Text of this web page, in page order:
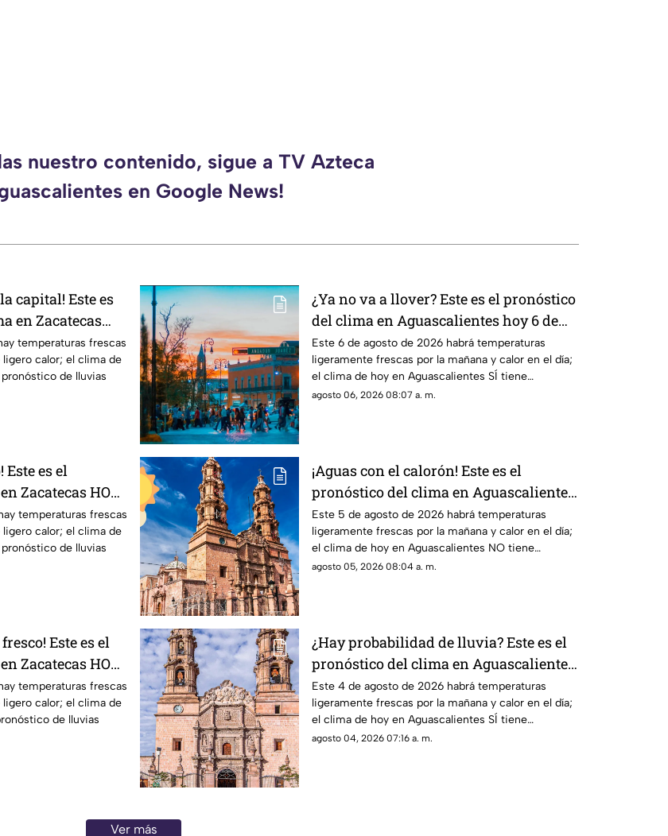
nuestro contenido, sigue a TV Azteca
en Google News!
capital! Este es
en Zacatecas
temperaturas frescas
ligero calor; el clima de
de lluvias
¿Ya no va a llover? Este es el pronóstico
del clima en Aguascalientes hoy 6 de
agosto
Este 6 de agosto de 2026 habrá temperaturas
ligeramente frescas por la mañana y calor en el día;
el clima de hoy en Aguascalientes SÍ tiene
pronóstico de lluvia
agosto 06, 2026 08:07 a. m.
Este es el
Zacatecas HOY
temperaturas frescas
ligero calor; el clima de
de lluvias
¡Aguas con el calorón! Este es el
pronóstico del clima en Aguascalientes
hoy 4 de agosto
Este 5 de agosto de 2026 habrá temperaturas
ligeramente frescas por la mañana y calor en el día;
el clima de hoy en Aguascalientes NO tiene
pronóstico de lluvia
agosto 05, 2026 08:04 a. m.
Este es el
Zacatecas HOY
temperaturas frescas
ligero calor; el clima de
de lluvias
¿Hay probabilidad de lluvia? Este es el
pronóstico del clima en Aguascalientes
hoy 4 de agosto
Este 4 de agosto de 2026 habrá temperaturas
ligeramente frescas por la mañana y calor en el día;
el clima de hoy en Aguascalientes SÍ tiene
pronóstico de lluvia
agosto 04, 2026 07:16 a. m.
Ver más